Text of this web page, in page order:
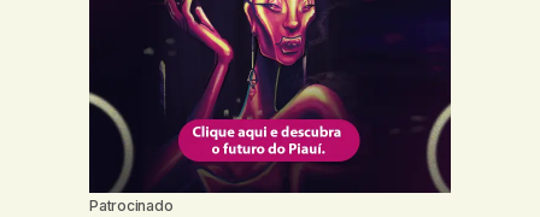
Patrocinado